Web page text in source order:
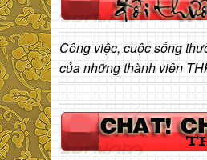
Công việc, cuộc sống
của những thành viên